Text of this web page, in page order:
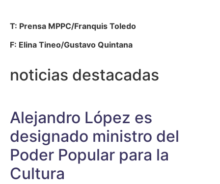
T: Prensa MPPC/Franquis Toledo
F: Elina Tineo/Gustavo Quintana
noticias destacadas
Alejandro López es
designado ministro del
Poder Popular para la
Cultura